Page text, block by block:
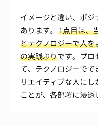
イメージと違い、ポジ
あります。 1点目は、
とテクノロジーで人を
の実践ぶりです。プロ
て、テクノロジーでで
リエイティブな人にし
ことが、各部署に浸透